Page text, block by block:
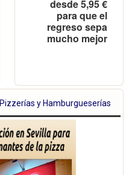
desde 5,95 €
para que el
regreso sepa
mucho mejor
Pizzerías y Hamburgueserías